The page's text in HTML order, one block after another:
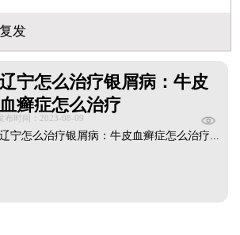
发
辽宁怎么治疗银屑病：牛皮
血癣症怎么治疗
布时间：2023-08-09
辽宁怎么治疗银屑病：牛皮血癣症怎么治疗...